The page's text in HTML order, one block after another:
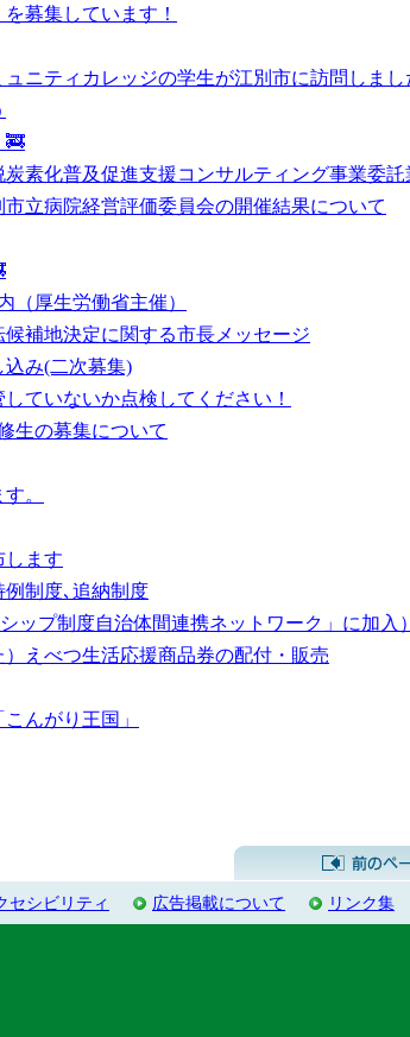
募集しています！
ティカレッジの学生が江別市に訪問しまし
炭素化普及促進支援コンサルティング事業委
立病院経営評価委員会の開催結果について
（厚生労働省主催）
補地決定に関する市長メッセージ
み(二次募集)
ていないか点検してください！
生の募集について
。
します
制度､追納制度
ップ制度自治体間連携ネットワーク」に加入）
えべつ生活応援商品券の配付・販売
んがり王国」
セシビリティ 広告掲載について リンク集